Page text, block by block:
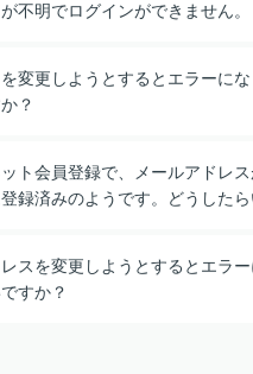
不明でログインができません。
変更しようとするとエラーに
？
ト会員登録で、メールアドレ
録済みのようです。どうしたら
スを変更しようとするとエラ
すか？